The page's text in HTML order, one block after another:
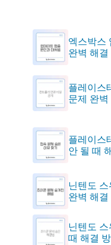
엑스박스
완벽 해
플레이스
문제 완
플레이스
안 될 때
닌텐도
완벽 해
닌텐도
때 해결